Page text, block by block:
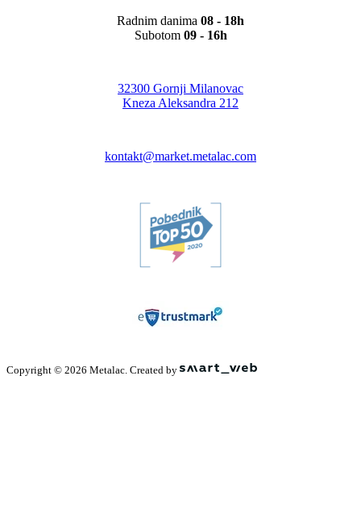
Radnim danima 08 - 18h
Subotom 09 - 16h
32300 Gornji Milanovac
Kneza Aleksandra 212
kontakt@market.metalac.com
Copyright © 2026 Metalac. Created by